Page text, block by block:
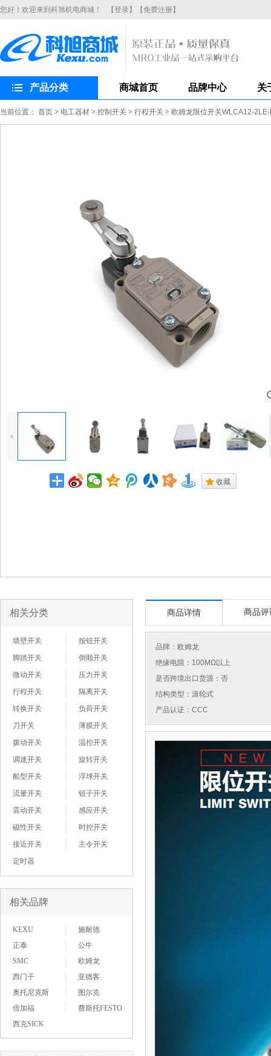
您好！欢迎来到科旭机电商城！ 【登录】 【免费注册】
产品分类 商城首页 品牌中心 关
当前位置： 首页 > 电工器材 > 控制开关 > 行程开关 > 欧姆龙限位开关WLCA12-
4
. 收藏
相关分类
墙壁开关
按钮开关
脚踏开关
倒顺开关
微动开关
压力开关
行程开关
隔离开关
转换开关
负荷开关
刀开关
薄膜开关
拨动开关
温控开关
调速开关
旋转开关
船型开关
浮球开关
流量开关
钮子开关
震动开关
感应开关
磁性开关
时控开关
接近开关
主令开关
定时器
相关品牌
KEXU
施耐德
正泰
公牛
SMC
欧姆龙
西门子
亚德客
奥托尼克斯
图尔克
倍加福
费斯托FESTO
西克SICK
商品详情 商品评
品牌： 欧姆龙
绝缘电阻：100MΩ以上
是否跨境出口货源：否
结构类型：滚轮式
产品认证：CCC